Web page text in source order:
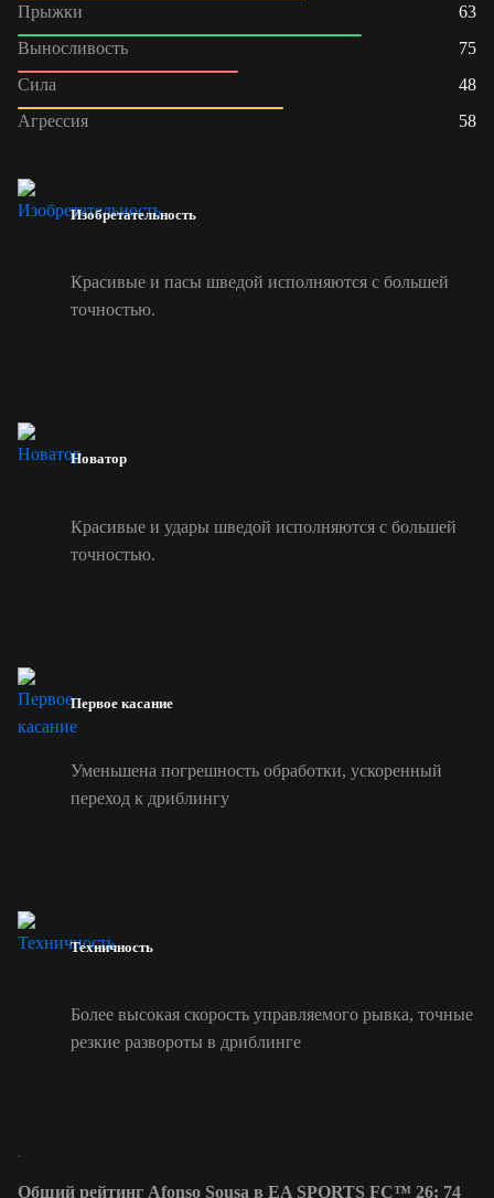
Прыжки
63
Выносливость
75
Сила
48
Агрессия
58
Изобретательность
Красивые и пасы шведой исполняются с большей
точностью.
Новатор
Красивые и удары шведой исполняются с большей
точностью.
Первое касание
Уменьшена погрешность обработки, ускоренный
переход к дриблингу
Техничность
Более высокая скорость управляемого рывка, точные
резкие развороты в дриблинге
Общий рейтинг Afonso Sousa в EA SPORTS FC™ 26: 74